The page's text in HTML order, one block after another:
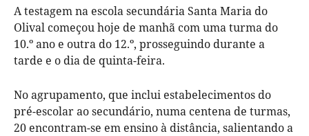
A testagem na escola secundária Santa Maria do
Olival começou hoje de manhã com uma turma do
10.º ano e outra do 12.º, prosseguindo durante a
tarde e o dia de quinta-feira.
No agrupamento, que inclui estabelecimentos do
pré-escolar ao secundário, numa centena de turmas,
20 encontram-se em ensino à distância, salientando a